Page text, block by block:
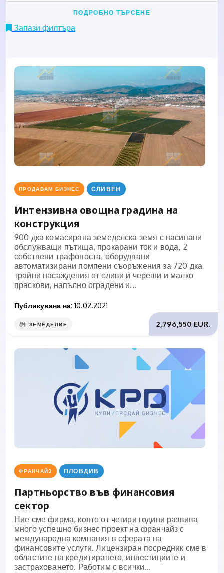
ПОДРОБНО ТЪРСЕНЕ
Запази филтъра
ПРОДАВАМ БИЗНЕС СЛИВЕН
Интензивна овощна градина на
конструкция
900 дка комасирана земеделска земя с насипани
обслужващи пътища, прокарани ток и вода, 2
собствени трафопоста, оборудвани
автоматизирани помпени съоръжения за 720 дка
трайни насаждения от сливи и череши и малко
праскови, напълно оградени и...
Публикувана на: 10.02.2021
2,796,550 EUR.
ЗЕМЕДЕЛИЕ
ФРАНЧАЙЗ ПЛОВДИВ
Партньорство във финансовия
сектор
Ние сме фирма, която от четири години развива
много успешно бизнес проект на франчайз с
международна компания в сферата на
финансовите услуги. Лицензиран посредник сме в
областите на кредитирането, инвестициите и
застраховането. Работим с всички...